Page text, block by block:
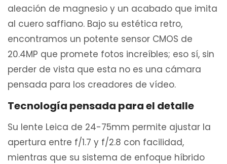
aleación de magnesio y un acabado que imita
al cuero saffiano. Bajo su estética retro,
encontramos un potente sensor CMOS de
20.4MP que promete fotos increíbles; eso sí, sin
perder de vista que esta no es una cámara
pensada para los creadores de vídeo.
Tecnología pensada para el detalle
Su lente Leica de 24-75mm permite ajustar la
apertura entre f/1.7 y f/2.8 con facilidad,
mientras que su sistema de enfoque híbrido